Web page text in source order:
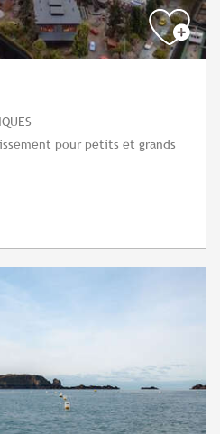
pour petits et grands